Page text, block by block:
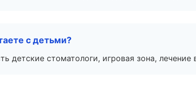
с детьми?
детские стоматологи, игровая зона, лечение